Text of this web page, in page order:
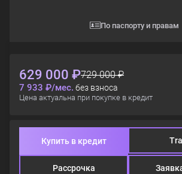
По паспорту и правам
629 000 ₽729 000 ₽
7 933 ₽/мес. без взноса
Цена актуальна при покупке в кредит
Купить в кредит
Рассрочка